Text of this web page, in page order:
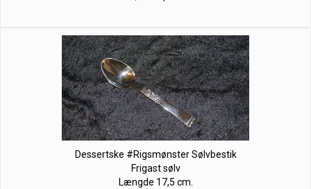
Dessertske #Rigsmønster Sølvbestik
Frigast sølv
Længde 17,5 cm.